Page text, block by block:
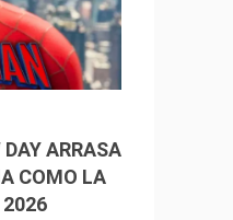
ARRASA
COMO LA
2026